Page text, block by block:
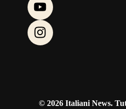
© 2026 Italiani News.